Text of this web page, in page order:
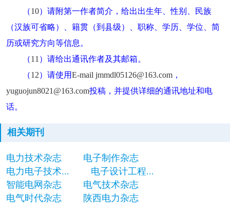
（10）请附第一作者简介，给出出生年、性别、民族
（汉族可省略）、籍贯（到县级）、职称、学历、学位、简
历或研究方向等信息。
（11 ）请给出通讯作者及其邮箱。
（12）请使用E-mail jmmdl05126@163.com，
yuguojun8021@163.com投稿，并提供详细的通讯地址和电
话。
相关期刊
电力技术杂志
电子制作杂志
电力电子技术...
电子设计工程...
智能电网杂志
电气技术杂志
电气时代杂志
陕西电力杂志